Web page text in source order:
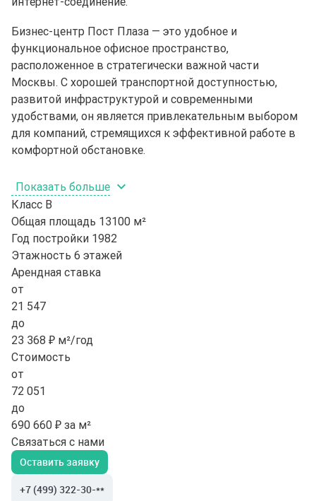
Бизнес-центр Пост Плаза — это удобное и
функциональное офисное пространство,
расположенное в стратегически важной части
Москвы. С хорошей транспортной доступностью,
развитой инфраструктурой и современными
удобствами, он является привлекательным выбором
для компаний, стремящихся к эффективной работе в
комфортной обстановке.
Показать больше
Класс B
Общая площадь 13100 м²
Год постройки 1982
Этажность 6 этажей
Арендная ставка
от
21 547
до
23 368 ₽ м²/год
Стоимость
от
72 051
до
690 660 ₽ за м²
Связаться с нами
Оставить заявку
+7 (499) 322-30-**